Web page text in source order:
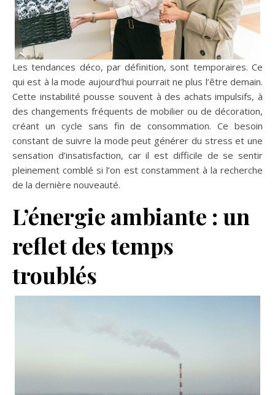
Les tendances déco, par définition, sont temporaires. Ce
qui est à la mode aujourd’hui pourrait ne plus l’être demain.
Cette instabilité pousse souvent à des achats impulsifs, à
des changements fréquents de mobilier ou de décoration,
créant un cycle sans fin de consommation. Ce besoin
constant de suivre la mode peut générer du stress et une
sensation d’insatisfaction, car il est difficile de se sentir
pleinement comblé si l’on est constamment à la recherche
de la dernière nouveauté.
L’énergie ambiante : un
reflet des temps
troublés